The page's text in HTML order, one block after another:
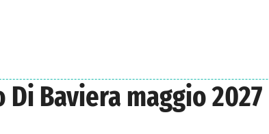
Baviera maggio 2027